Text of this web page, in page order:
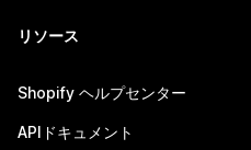
リソース
Shopify ヘルプセンター
APIドキュメント